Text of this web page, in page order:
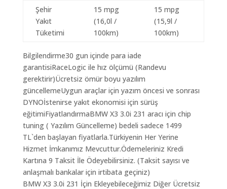
Şehir
Yakıt
Tüketimi
15 mpg
(16,0l /
100km)
15 mpg
(15,9l /
100km)
Bilgilendirme30 gun içinde para iade
garantisiRaceLogic ile hız ölçümü (Randevu
gerektirir)Ücretsiz ömür boyu yazılım
güncellemeUygun araçlar için yazım öncesi ve sonrası
DYNOİstenirse yakıt ekonomisi için sürüş
eğitimiFiyatlandırmaBMW X3 3.0i 231 aracı için chip
tuning ( Yazılım Güncelleme) bedeli sadece 1499
TL`den başlayan fiyatlarla.Türkiyenin Her Yerine
Hizmet İmkanımız Mevcuttur.Ödemeleriniz Kredi
Kartına 9 Taksit İle Ödeyebilirsiniz. (Taksit sayısı ve
anlaşmalı bankalar için irtibata geçiniz)
BMW X3 3.0i 231 İçin Ekleyebileceğimiz Diğer Ücretsiz